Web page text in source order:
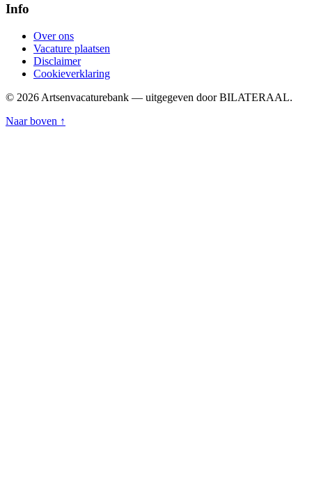
Info
Over ons
Vacature plaatsen
Disclaimer
Cookieverklaring
© 2026 Artsenvacaturebank — uitgegeven door BILATERAAL.
Naar boven ↑